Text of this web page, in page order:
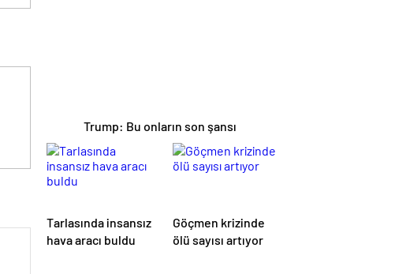
Trump: Bu onların son şansı
Tarlasında insansız
hava aracı buldu
Göçmen krizinde
ölü sayısı artıyor